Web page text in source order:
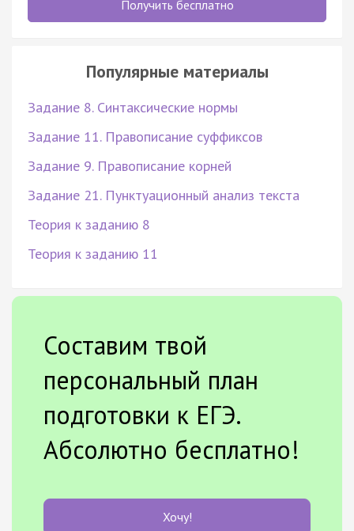
Получить бесплатно
Популярные материалы
Задание 8. Синтаксические нормы
Задание 11. Правописание суффиксов
Задание 9. Правописание корней
Задание 21. Пунктуационный анализ текста
Теория к заданию 8
Теория к заданию 11
Составим твой
персональный план
подготовки к ЕГЭ.
Абсолютно бесплатно!
Хочу!